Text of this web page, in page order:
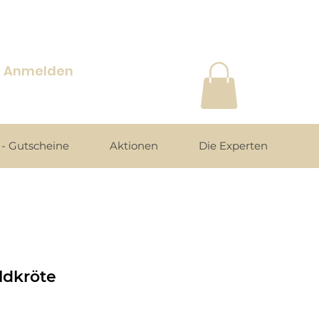
Anmelden
Gutscheine Aktionen Die Experten